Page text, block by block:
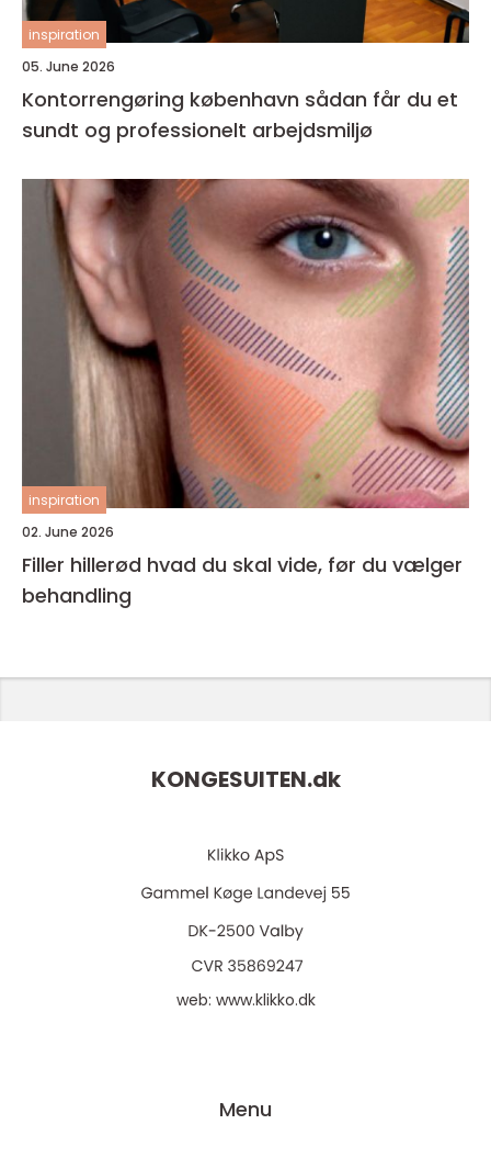
inspiration
05. June 2026
Kontorrengøring københavn sådan får du et
sundt og professionelt arbejdsmiljø
inspiration
02. June 2026
Filler hillerød hvad du skal vide, før du vælger
behandling
KONGESUITEN.dk
web: www.klikko.dk
Menu